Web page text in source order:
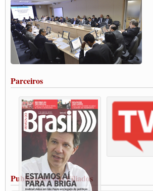
DO BRASIL E A ELEIÇÃO 2022
Carta às Brasileiras e aos Brasileiros em Defesa do Estado
Paulinho, presidente da CNTTL, faz balanço do 3º
Caminhoneiros aprovam greve a partir do 1º de novembro
Rodoviários de Feira Santana fazem Assembleia para
salarial
Vacina Já: Lockdown de 24 horas dos trabalhadores em
Condutores de Guarulhos farão greve sanitária nesta
Paralisação dos Caminhoneiros na #BR285, entrocamento
Rio Grande
Caminhoneiros bloqueiam duas faixas na Castello Branco e
Modal-Live #13 Aumento da Violência Contra Mulher e o
Trabalhadora em Tempos de Pandemia
MODAL-LIVE#12 POLÍTICAS PÚBLICAS DE
CLASSE TRABALHADORA E ELEIÇÕES NA
MODAL-LIVE#11 POLÍTICAS PÚBLICAS DE
Parceiros
Publicações dos Filiados